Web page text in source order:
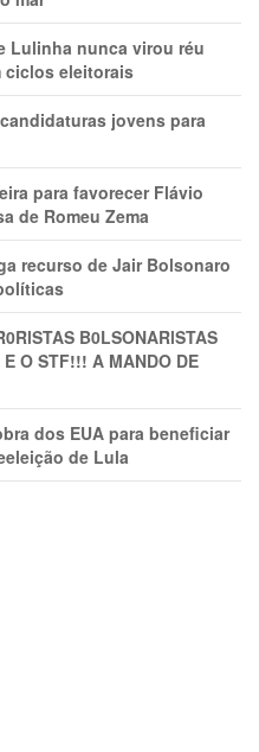
Lulinha nunca virou réu
ciclos eleitorais
jovens para
para favorecer Flávio
de Romeu Zema
recurso de Jair Bolsonaro
B0LSONARlSTAS
O STF!!! A MANDO DE
dos EUA para beneficiar
de Lula